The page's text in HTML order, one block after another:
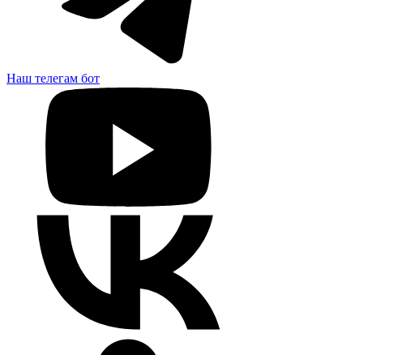
Наш телегам бот